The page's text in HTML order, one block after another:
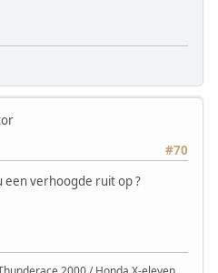
#70
verhoogde ruit op ?